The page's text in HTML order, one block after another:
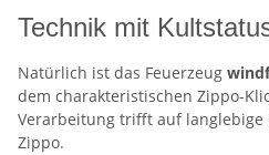
Technik mit
Natürlich ist das Feuerzeug
dem charakteristischen Zippo-
Verarbeitung trifft auf langlebige
Zippo.